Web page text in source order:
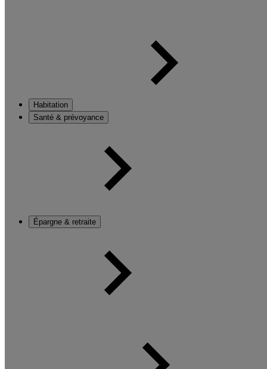
Habitation
Santé & prévoyance
Épargne & retraite